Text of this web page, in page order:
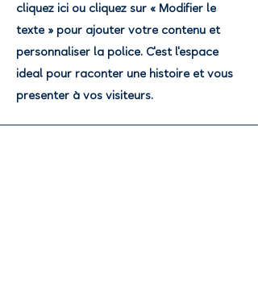
cliquez ici ou cliquez sur « Modifier le
texte » pour ajouter votre contenu et
personnaliser la police. C'est l'espace
idéal pour raconter une histoire et vous
présenter à vos visiteurs.